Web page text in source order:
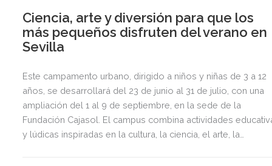
Ciencia, arte y diversión para que los
más pequeños disfruten del verano en
Sevilla
Este campamento urbano, dirigido a niños y niñas de 3 a 12
años, se desarrollará del 23 de junio al 31 de julio, con una
ampliación del 1 al 9 de septiembre, en la sede de la
Fundación Cajasol. El campus combina actividades
y lúdicas inspiradas en la cultura, la ciencia, el arte, la